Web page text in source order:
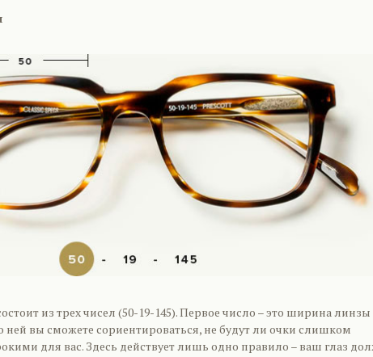
из трех чисел (50-19-145). Первое число – это ширина линзы
ней вы сможете сориентироваться, не будут ли очки слишком
для вас. Здесь действует лишь одно правило – ваш глаз